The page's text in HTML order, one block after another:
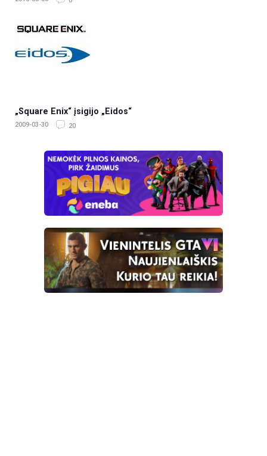
„Square Enix“ įsigijo „Eidos“
2009-03-30 20